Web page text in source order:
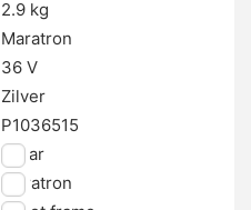
2.9 kg
Maratron
36 V
Zilver
P1036515
2 jaar
Maratron